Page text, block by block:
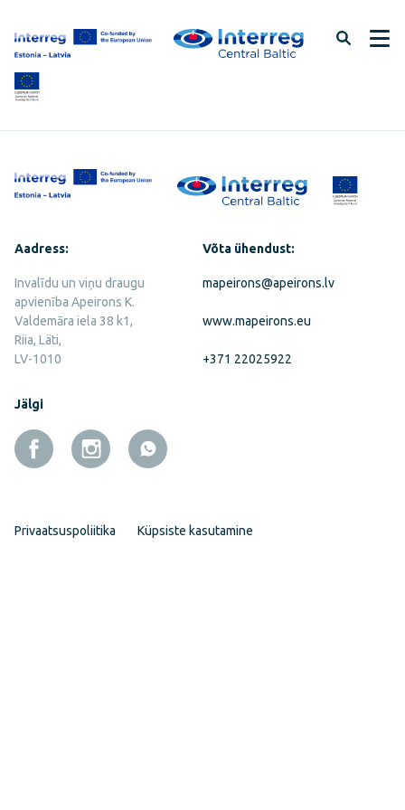
lehe
sisu
vahele
Aadress:
Invalīdu un viņu draugu
apvienība Apeirons K.
Valdemāra iela 38 k1,
Riia, Läti,
LV-1010
Võta ühendust:
mapeirons@apeirons.lv
www.mapeirons.eu
+371 22025922
Jälgi
Privaatsuspoliitika Küpsiste kasutamine